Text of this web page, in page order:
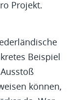
Projekt.
Beispiel
können,